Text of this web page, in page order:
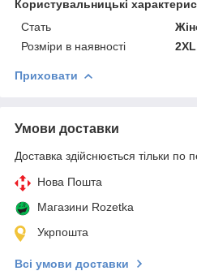
Користувальницькі
Cтать
Розміри в наявності
Приховати
Умови доставки
Доставка здійснюється тільки по
Нова Пошта
Магазини Rozetka
Укрпошта
Всі умови доставки